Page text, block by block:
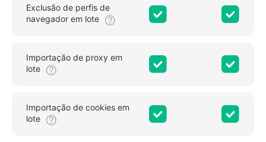
Exclusão de perfis de
navegador em lote
Importação de proxy em
lote
Importação de cookies em
lote